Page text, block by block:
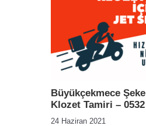
Büyükçekmece
Klozet Tamiri – 0532
24 Haziran 2021